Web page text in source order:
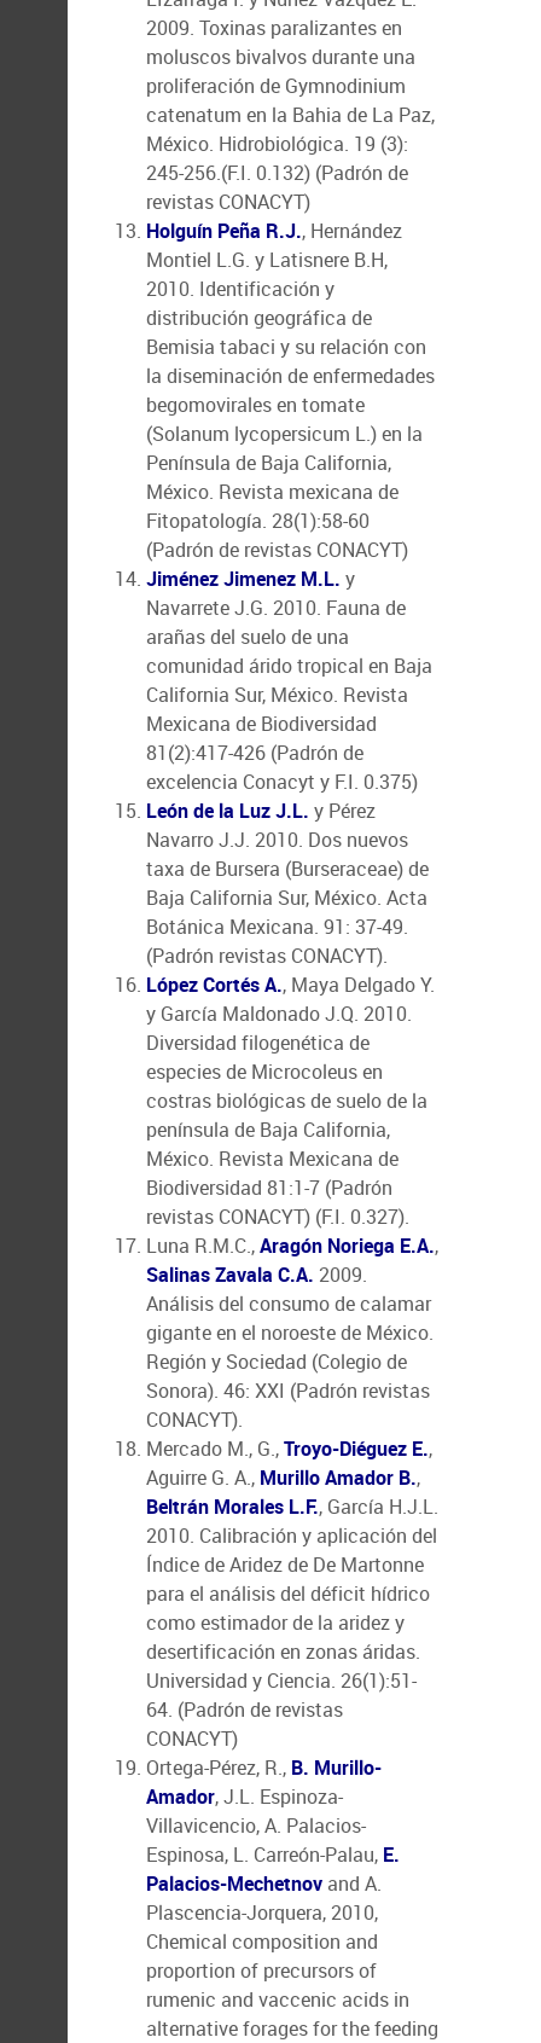
2009. Toxinas paralizantes en
moluscos bivalvos durante una
proliferación de Gymnodinium
catenatum en la Bahia de La Paz,
México. Hidrobiológica. 19 (3):
245-256.(F.I. 0.132) (Padrón de
revistas CONACYT)
Holguín Peña R.J., Hernández
Montiel L.G. y Latisnere B.H,
2010. Identificación y
distribución geográfica de
Bemisia tabaci y su relación con
la diseminación de enfermedades
begomovirales en tomate
(Solanum lycopersicum L.) en la
Península de Baja California,
México. Revista mexicana de
Fitopatología. 28(1):58-60
(Padrón de revistas CONACYT)
Jiménez Jimenez M.L. y
Navarrete J.G. 2010. Fauna de
arañas del suelo de una
comunidad árido tropical en Baja
California Sur, México. Revista
Mexicana de Biodiversidad
81(2):417-426 (Padrón de
excelencia Conacyt y F.I. 0.375)
León de la Luz J.L. y Pérez
Navarro J.J. 2010. Dos nuevos
taxa de Bursera (Burseraceae) de
Baja California Sur, México. Acta
Botánica Mexicana. 91: 37-49.
(Padrón revistas CONACYT).
López Cortés A., Maya Delgado Y.
y García Maldonado J.Q. 2010.
Diversidad filogenética de
especies de Microcoleus en
costras biológicas de suelo de la
península de Baja California,
México. Revista Mexicana de
Biodiversidad 81:1-7 (Padrón
revistas CONACYT) (F.I. 0.327).
Luna R.M.C.,Aragón Noriega E.A.,
Salinas Zavala C.A. 2009.
Análisis del consumo de calamar
gigante en el noroeste de México.
Región y Sociedad (Colegio de
Sonora). 46: XXI (Padrón revistas
CONACYT).
Mercado M., G.,Troyo-Diéguez E.,
Aguirre G. A., Murillo Amador B.,
Beltrán Morales L.F., García H.J.L.
2010. Calibración y aplicación del
Índice de Aridez de De Martonne
para el análisis del déficit hídrico
como estimador de la aridez y
desertificación en zonas áridas.
Universidad y Ciencia. 26(1):51-
64. (Padrón de revistas
CONACYT)
Ortega-Pérez, R., B. Murillo-
Amador, J.L. Espinoza-
Villavicencio, A. Palacios-
Espinosa, L. Carreón-Palau, E.
Palacios-Mechetnov and A.
Plascencia-Jorquera, 2010,
Chemical composition and
proportion of precursors of
rumenic and vaccenic acids in
alternative forages for the feeding